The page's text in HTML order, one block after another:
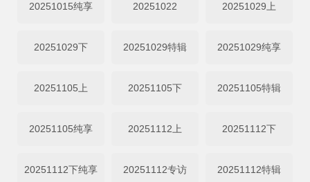
20251015纯享 20251022 20251029上
20251029下 20251029特辑 20251029纯享
20251105上 20251105下 20251105特辑
20251105纯享 20251112上 20251112下
20251112下纯享 20251112专访 20251112特辑